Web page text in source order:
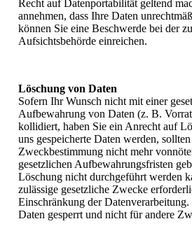
Recht auf Datenportabilität geltend
annehmen, dass Ihre Daten
können Sie eine Beschwerde bei der
Aufsichtsbehörde einreichen.
Löschung von Daten
Sofern Ihr Wunsch nicht mit einer
Aufbewahrung von Daten (z. B.
kollidiert, haben Sie ein Anrecht auf
uns gespeicherte Daten werden,
Zweckbestimmung nicht mehr
gesetzlichen Aufbewahrungsfristen
Löschung nicht durchgeführt werden
zulässige gesetzliche Zwecke
Einschränkung der
Daten gesperrt und nicht für andere